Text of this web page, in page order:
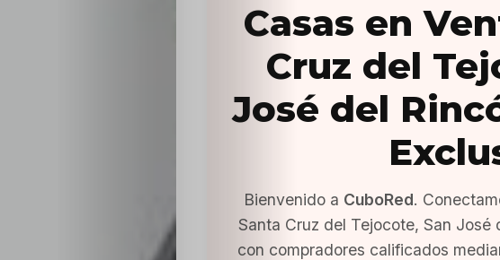
Casas en
Cruz del
José del
Bienvenido a CuboRed.
Santa Cruz del Tejocote, San
con compradores calificados